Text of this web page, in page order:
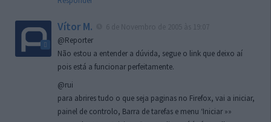
Vítor M.
@Reporter
Não estou a entender a dúvida, segue o link que deixo aí
pois está a funcionar perfeitamente.
@rui
para abrires tudo o que seja paginas no Firefox, vai a iniciar,
painel de controlo, Barra de tarefas e menu ‘Iniciar »»